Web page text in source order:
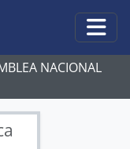
NACIONAL